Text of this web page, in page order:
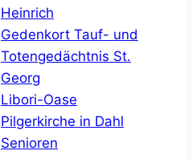
Heinrich
Gedenkort Tauf- und
Totengedächtnis St.
Georg
Libori-Oase
Pilgerkirche in Dahl
Senioren